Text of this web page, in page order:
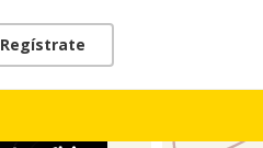
Regístrate